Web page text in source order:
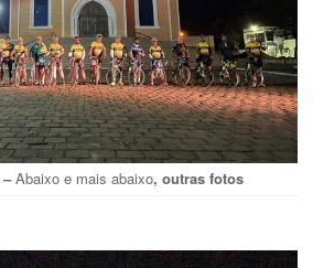
–Abaixo e mais abaixo, outras fotos